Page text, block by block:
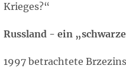
Krieges?“
Russland - ein
1997 betrachtete